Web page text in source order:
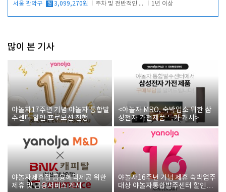
서울 관악구 월 3,099,270원 주차 및 전반적인 당번업무 1년 이상
많이 본 기사
야놀자17주년 기념 야놀자 통합발
주센터 할인 프로모션 진행
<야놀자 MRO, 숙박업소 위한 삼
성전자 가전제품 특가 개시>
야놀자제휴점 금융혜택제공 위한
제휴 및 금융서비스 게시
야놀자16주년 기념 제휴 숙박업주
대상 야놀자통합발주센터 할인쿠